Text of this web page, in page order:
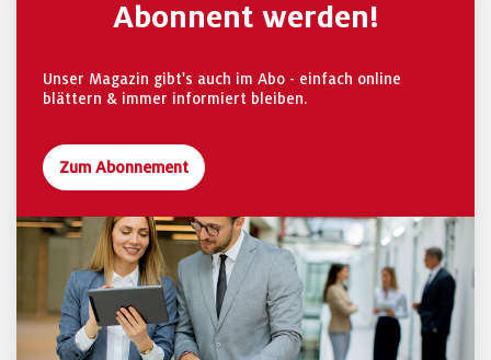
Abonnent werden!
Unser Magazin gibt's auch im Abo - einfach online
blättern & immer informiert bleiben.
Zum Abonnement